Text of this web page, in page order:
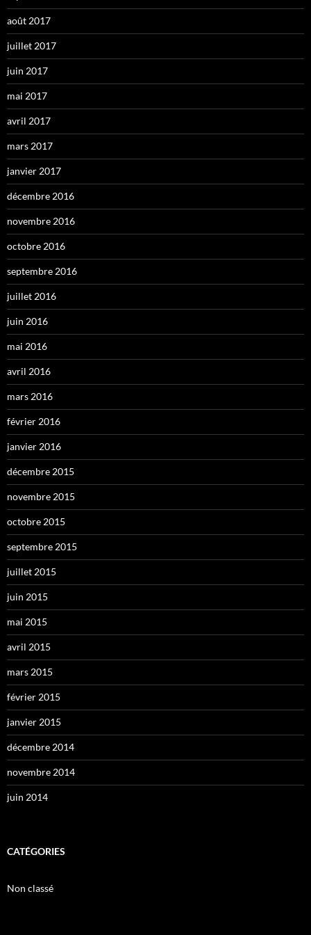
août 2017
juillet 2017
juin 2017
mai 2017
avril 2017
mars 2017
janvier 2017
décembre 2016
novembre 2016
octobre 2016
septembre 2016
juillet 2016
juin 2016
mai 2016
avril 2016
mars 2016
février 2016
janvier 2016
décembre 2015
novembre 2015
octobre 2015
septembre 2015
juillet 2015
juin 2015
mai 2015
avril 2015
mars 2015
février 2015
janvier 2015
décembre 2014
novembre 2014
juin 2014
CATÉGORIES
Non classé